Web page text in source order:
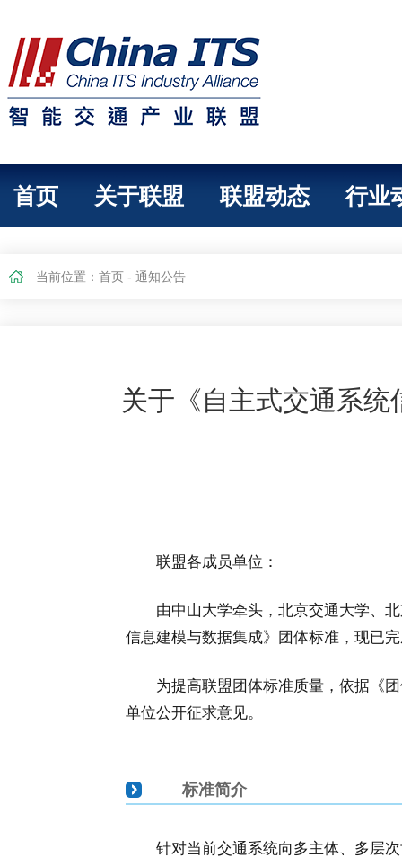
首页 关于联盟 联盟动态 行业
当前位置： 首页 - 通知公告
关于《自主式交通系
联盟各成员单位：
由中山大学牵头，北京交通大学、
信息建模与数据集成》团体标准，现已
为提高联盟团体标准质量，依据《
单位公开征求意见。
标准简介
针对当前交通系统向多主体、多层